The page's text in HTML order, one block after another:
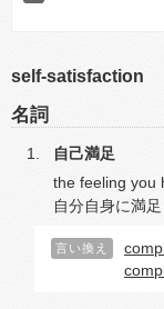
self-satisfaction
名詞
自己満足
the feeling you
自分自身に満
言い換え